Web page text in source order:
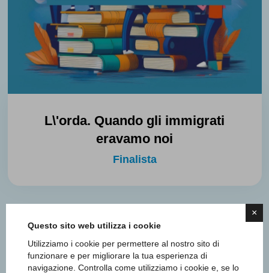
×
Questo sito web utilizza i cookie
Utilizziamo i cookie per permettere al nostro sito di
funzionare e per migliorare la tua esperienza di
navigazione. Controlla come utilizziamo i cookie e, se lo
L\'orda. Quando gli immigrati
eravamo noi
Finalista